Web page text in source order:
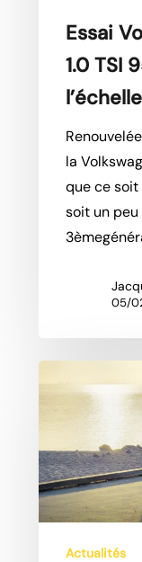
1:1,05Essai
1.0 TSI
la
que ce
soit un peu
05/
2019
:
du
cross
Actualités